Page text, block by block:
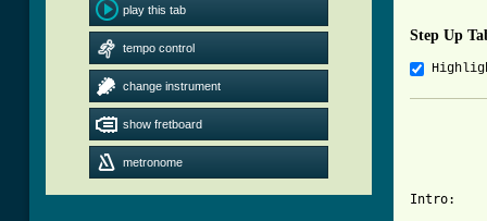
play this tab
tempo control
change instrument
show fretboard
metronome
Step Up
Intro: